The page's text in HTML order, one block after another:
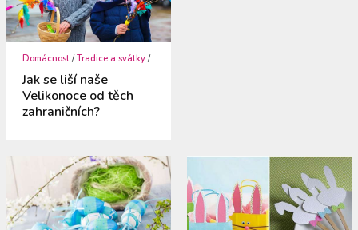
Domácnost /Tradice a svátky /
Jak se liší naše
Velikonoce od těch
zahraničních?